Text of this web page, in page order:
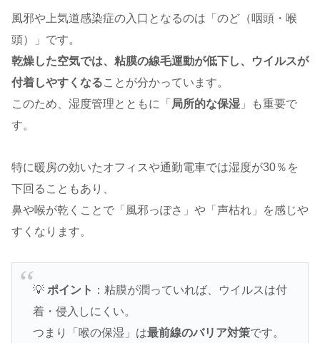
風邪や上気道感染症の入口となるのは「のど（咽頭・喉
頭）」です。
乾燥した空気では、粘膜の線毛運動が低下し、ウイルスが
付着しやすくなることが分かっています。
このため、湿度管理とともに「 局所的な保湿 」も重要で
す。
特に暖房の効いたオフィスや通勤電車では湿度が30％を
下回ることもあり、
鼻や喉が乾くことで「風邪っぽさ」や「声枯れ」を感じや
すくなります。
💡 ポイント ：粘膜が潤っていれば、ウイルスは付
着・侵入しにくい。
つまり「喉の保湿」は最前線のバリア対策です。